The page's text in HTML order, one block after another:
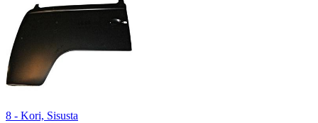
8 - Kori, Sisusta